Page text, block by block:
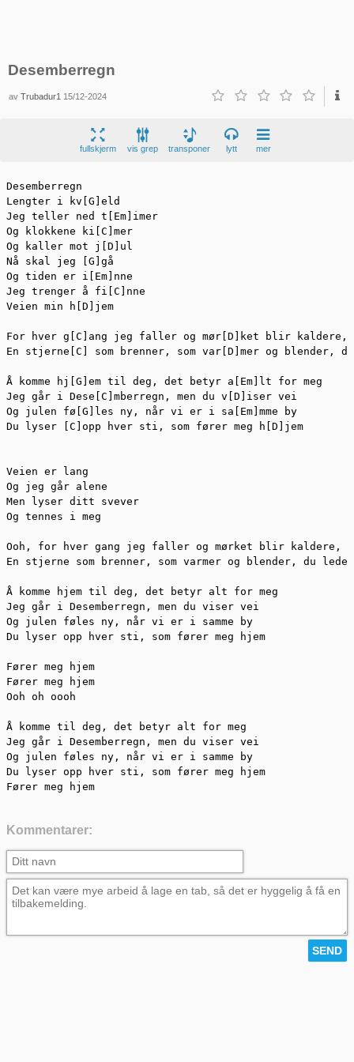
Desemberregn
avTrubadur1 15/12-2024
fullskjerm vis grep transponer lytt mer
Desemberregn
Lengter i kv[G]eld
Jeg teller ned t[Em]imer
Og klokkene ki[C]mer
Og kaller mot j[D]ul
Nå skal jeg [G]gå
Og tiden er i[Em]nne
Jeg trenger å fi[C]nne
Veien min h[D]jem
For hver g[C]ang jeg faller og mør[D]ket blir kaldere,
En stjerne[C] som brenner, som var[D]mer og blender,
Å komme hj[G]em til deg, det betyr a[Em]lt for meg
Jeg går i Dese[C]mberregn, men du v[D]iser vei
Og julen fø[G]les ny, når vi er i sa[Em]mme by
Du lyser [C]opp hver sti, som fører meg h[D]jem
Veien er lang
Og jeg går alene
Men lyser ditt svever
Og tennes i meg
Ooh, for hver gang jeg faller og mørket blir kaldere,
En stjerne som brenner, som varmer og blender, du leder
Å komme hjem til deg, det betyr alt for meg
Jeg går i Desemberregn, men du viser vei
Og julen føles ny, når vi er i samme by
Du lyser opp hver sti, som fører meg hjem
Fører meg hjem
Fører meg hjem
Ooh oh oooh
Å komme til deg, det betyr alt for meg
Jeg går i Desemberregn, men du viser vei
Og julen føles ny, når vi er i samme by
Du lyser opp hver sti, som fører meg hjem
Fører meg hjem
Kommentarer: